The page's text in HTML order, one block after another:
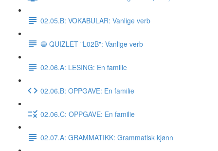
02.05.B: VOKABULAR: Vanlige verb
🔵 QUIZLET "L02B": Vanlige verb
02.06.A: LESING: En familie
02.06.B: OPPGAVE: En familie
02.06.C: OPPGAVE: En familie
02.07.A: GRAMMATIKK: Grammatisk kjønn